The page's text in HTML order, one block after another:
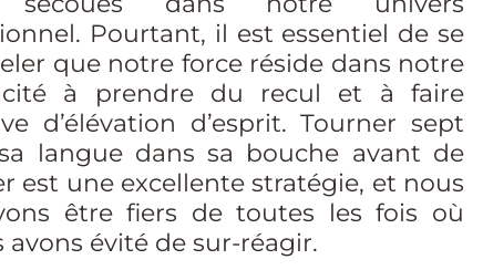
Pourtant, il est essentiel de se
que notre force réside dans notre
à prendre du recul et à faire
d’élévation d’esprit. Tourner sept
langue dans sa bouche avant de
est une excellente stratégie, et nous
être fiers de toutes les fois où
avons évité de sur-réagir.